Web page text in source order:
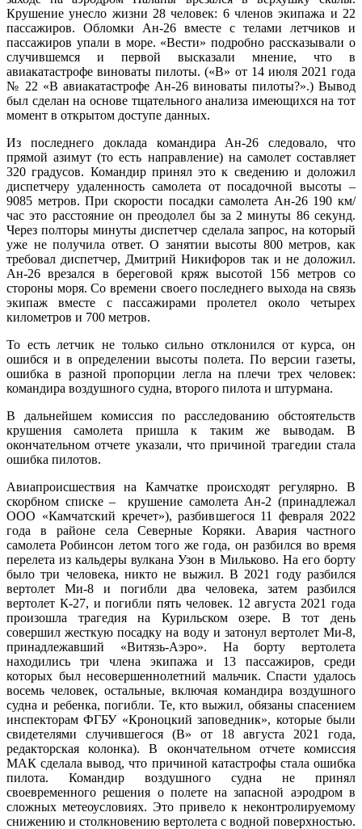
Крушение унесло жизни 28 человек: 6 членов экипажа и 22
пассажиров. Обломки Ан-26 вместе с телами летчиков и
пассажиров упали в море. «Вести» подробно рассказывали о
случившемся и первой высказали мнение, что в
авиакатастрофе виноваты пилоты. («В» от 14 июля 2021 года
№ 22 «В авиакатастрофе Ан-26 виноваты пилоты?».) Вывод
был сделан на основе тщательного анализа имеющихся на тот
момент в открытом доступе данных.
Из последнего доклада командира Ан-26 следовало, что
прямой азимут (то есть направление) на самолет составляет
320 градусов. Командир принял это к сведению и доложил
диспетчеру удаленность самолета от посадочной высоты –
9085 метров. При скорости посадки самолета Ан-26 190 км/
час это расстояние он преодолел бы за 2 минуты 86 секунд.
Через полторы минуты диспетчер сделала запрос, на который
уже не получила ответ. О занятии высоты 800 метров, как
требовал диспетчер, Дмитрий Никифоров так и не доложил.
Ан-26 врезался в береговой кряж высотой 156 метров со
стороны моря. Со времени своего последнего выхода на связь
экипаж вместе с пассажирами пролетел около четырех
километров и 700 метров.
То есть летчик не только сильно отклонился от курса, он
ошибся и в определении высоты полета. По версии газеты,
ошибка в разной пропорции легла на плечи трех человек:
командира воздушного судна, второго пилота и штурмана.
В дальнейшем комиссия по расследованию обстоятельств
крушения самолета пришла к таким же выводам. В
окончательном отчете указали, что причиной трагедии стала
ошибка пилотов.
Авиапроисшествия на Камчатке происходят регулярно. В
скорбном списке – крушение самолета Ан-2 (принадлежал
ООО «Камчатский кречет»), разбившегося 11 февраля 2022
года в районе села Северные Коряки. Авария частного
самолета Робинсон летом того же года, он разбился во время
перелета из кальдеры вулкана Узон в Мильково. На его борту
было три человека, никто не выжил. В 2021 году разбился
вертолет Ми-8 и погибли два человека, затем разбился
вертолет К-27, и погибли пять человек. 12 августа 2021 года
произошла трагедия на Курильском озере. В тот день
совершил жесткую посадку на воду и затонул вертолет Ми-8,
принадлежавший «Витязь-Аэро». На борту вертолета
находились три члена экипажа и 13 пассажиров, среди
которых был несовершеннолетний мальчик. Спасти удалось
восемь человек, остальные, включая командира воздушного
судна и ребенка, погибли. Те, кто выжил, обязаны спасением
инспекторам ФГБУ «Кроноцкий заповедник», которые были
свидетелями случившегося (В» от 18 августа 2021 года,
редакторская колонка). В окончательном отчете комиссия
МАК сделала вывод, что причиной катастрофы стала ошибка
пилота. Командир воздушного судна не принял
своевременного решения о полете на запасной аэродром в
сложных метеоусловиях. Это привело к неконтролируемому
снижению и столкновению вертолета с водной поверхностью.